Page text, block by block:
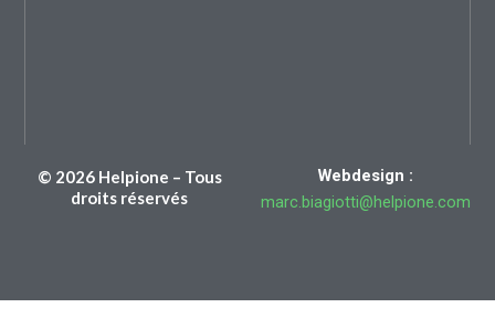
© 2026 Helpione – Tous
droits réservés
Webdesign :
marc.biagiotti@helpione.com